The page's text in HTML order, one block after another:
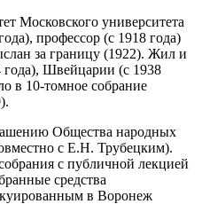
Московского университета
профессор (с 1918 года)
за границу (1922). Жил и
года), Швейцарии (с 1938
в 10-томное собрание
Общества народных
с Е.Н. Трубецким).
с публичной лекцией
средства
в Воронеж